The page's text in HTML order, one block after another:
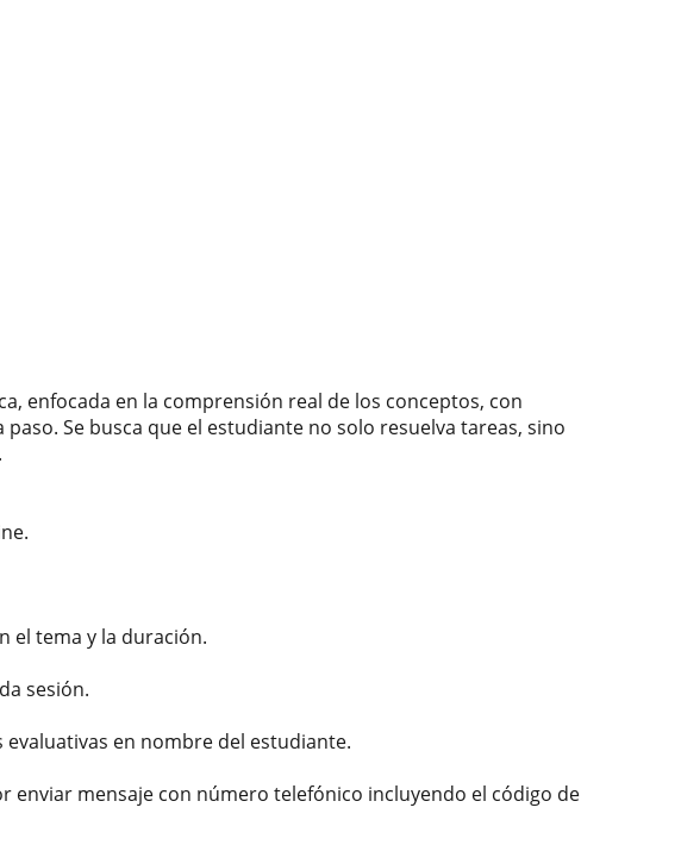
enfocada en la comprensión real de los conceptos, con
Se busca que el estudiante no solo resuelva tareas, sino
el tema y la duración.
sesión.
evaluativas en nombre del estudiante.
enviar mensaje con número telefónico incluyendo el código de